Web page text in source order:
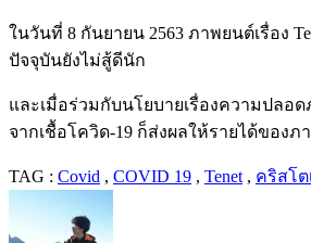
ในวันที่ 8 กันยายน 2563 ภาพยนต์เรื่อง
ปัจจุบันยังไม่สู้ดีนัก
และเมื่อร่วมกับนโยบายเรื่องความปลอ
จากเชื้อโควิด-19 ก็ส่งผลให้รายได้ของภ
TAG : Covid , COVID 19 , Tenet , คริสโ